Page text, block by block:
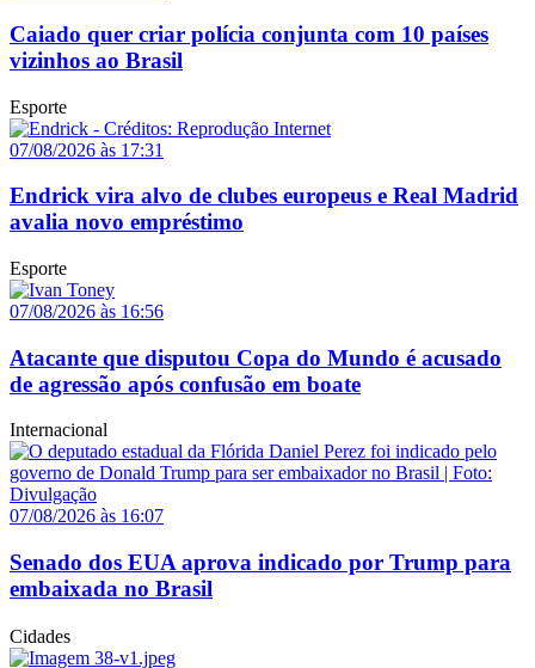
Caiado quer criar polícia conjunta com 10 países
vizinhos ao Brasil
Esporte
07/08/2026 às 17:31
Endrick vira alvo de clubes europeus e Real Madrid
avalia novo empréstimo
Esporte
07/08/2026 às 16:56
Atacante que disputou Copa do Mundo é acusado
de agressão após confusão em boate
Internacional
07/08/2026 às 16:07
Senado dos EUA aprova indicado por Trump para
embaixada no Brasil
Cidades